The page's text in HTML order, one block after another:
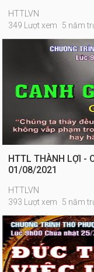
HTTLVN
349 Lượt xem
5 năm
HTTL THÀNH LỢI -
01/08/2021
HTTLVN
393 Lượt xem
5 năm